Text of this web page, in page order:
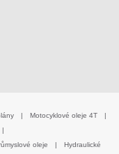
| Motocyklové oleje 4T
|
|
oleje |
Hydraulické